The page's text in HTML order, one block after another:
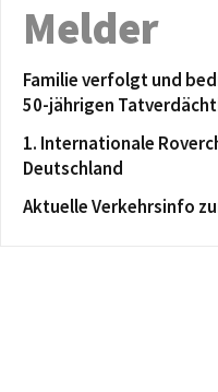
Melder
Familie verfolgt und
50-jährigen
1. Internationale
Deutschland
Aktuelle Verkehrsinfo